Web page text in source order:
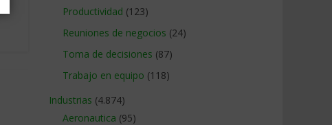
Productividad (123)
Reuniones de negocios (24)
Toma de decisiones (87)
Trabajo en equipo (118)
Industrias (4.874)
Aeronautica (95)